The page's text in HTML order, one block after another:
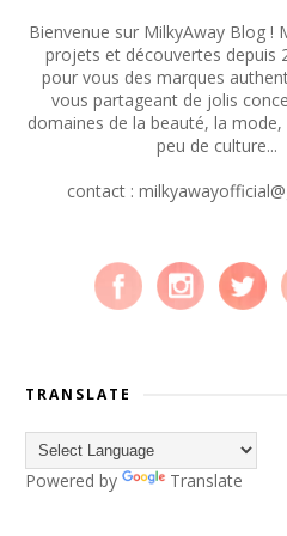
Bienvenue sur MilkyAway Blog !
projets et découvertes depuis
pour vous des marques
vous partageant de jolis
domaines de la beauté, la
peu de culture...
contact :
TRANSLATE
Powered by Translate